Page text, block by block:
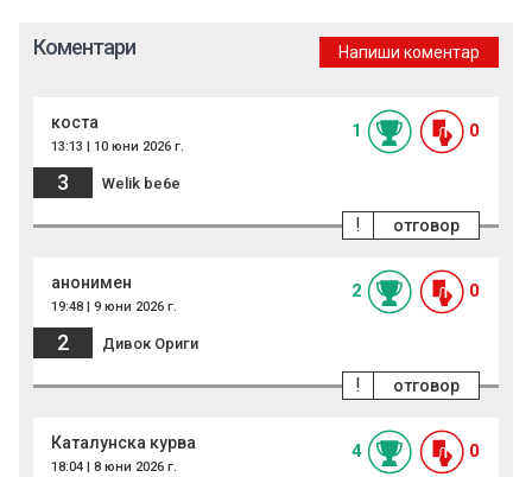
Коментари Напиши коментар
коста
13:13 | 10 юни 2026 г.
1 0
3 Welik be6e
отговор
!
анонимен
19:48 | 9 юни 2026 г.
2 0
2 Дивок Ориги
отговор
!
Каталунска курва
18:04 | 8 юни 2026 г.
4 0